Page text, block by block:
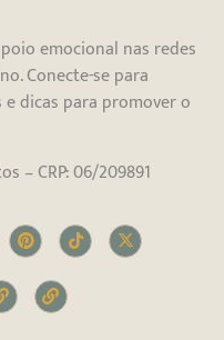
emocional nas redes
Conecte-se para
dicas para promover o
– CRP: 06/209891